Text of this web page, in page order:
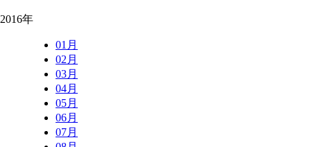
2016年
01月
02月
03月
04月
05月
06月
07月